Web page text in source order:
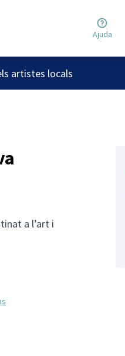
Ajuda
artistes locals
a l’art i